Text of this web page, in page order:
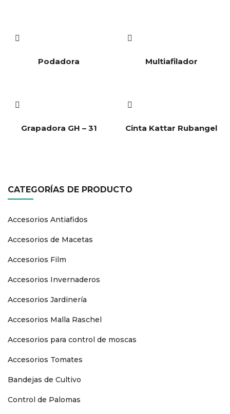
Podadora Multiafilador
Grapadora GH – 31 Cinta Kattar Rubangel
CATEGORÍAS DE PRODUCTO
Accesorios Antiafidos
Accesorios de Macetas
Accesorios Film
Accesorios Invernaderos
Accesorios Jardinería
Accesorios Malla Raschel
Accesorios para control de moscas
Accesorios Tomates
Bandejas de Cultivo
Control de Palomas